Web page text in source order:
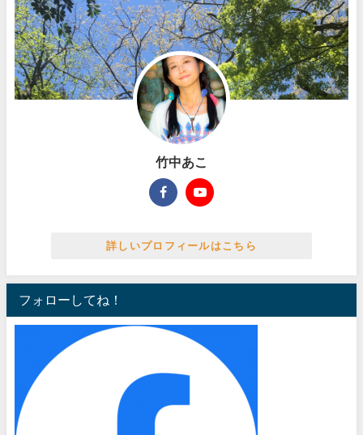
竹中あこ
詳しいプロフィールはこちら
フォローしてね！